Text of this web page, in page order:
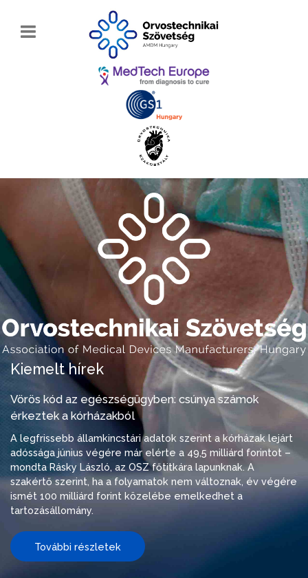
Kiemelt hírek
Vörös kód az egészségügyben: csúnya számok
érkeztek a kórházakból
A legfrissebb államkincstári adatok szerint a kórházak lejárt
adóssága június végére már elérte a 49,5 milliárd forintot –
mondta Rásky László, az OSZ főtitkára lapunknak. A
szakértő szerint, ha a folyamatok nem változnak, év végére
ismét 100 milliárd forint közelébe emelkedhet a
tartozásállomány.
További részletek